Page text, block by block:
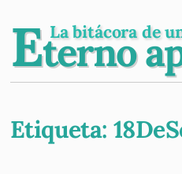
Eterno
La bitácora de
Etiqueta: